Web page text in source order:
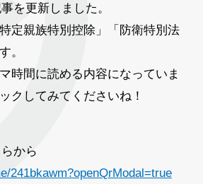
を更新しました。
定親族特別控除」「防衛特別法
。
時間に読める内容になっていま
クしてみてくださいね！
から
241bkawm?openQrModal=true